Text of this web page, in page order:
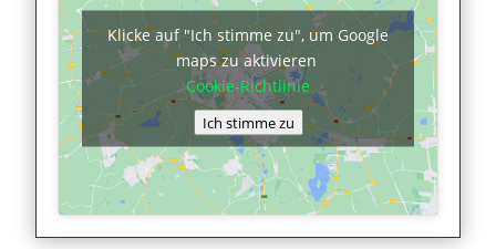
Klicke auf "Ich stimme zu", um Google
maps zu aktivieren
Cookie-Richtlinie
Ich stimme zu